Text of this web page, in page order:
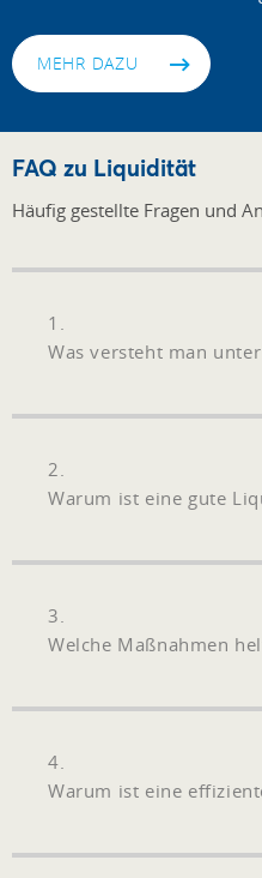
MEHR DAZU
FAQ zu Liquidität
Häufig gestellte Fragen und
1.
Was versteht man
2.
Warum ist eine gute
3.
Welche Maßnahmen
4.
Warum ist eine